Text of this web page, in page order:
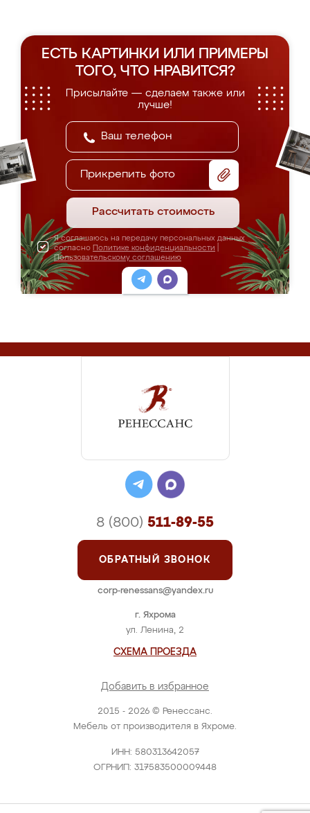
ЕСТЬ КАРТИНКИ ИЛИ ПРИМЕРЫ
ТОГО, ЧТО НРАВИТСЯ?
Присылайте — сделаем также или
лучше!
Прикрепить фото
Рассчитать стоимость
Я соглашаюсь на передачу персональных данных
согласно Политике конфиденциальности
Пользовательскому соглашению
2015 - 2026 © Ренессанс.
Мебель от производителя в Яхроме.
ИНН: 580313642057
ОГРНИП: 317583500009448
г. Яхрома
ул. Ленина, 2
СХЕМА ПРОЕЗДА
Добавить в избранное
8 (800) 511-89-55
ОБРАТНЫЙ ЗВОНОК
corp-renessans@yandex.ru